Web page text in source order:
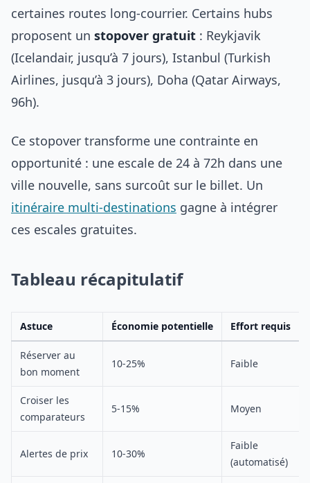
certaines routes long-courrier. Certains hubs
proposent un stopover gratuit : Reykjavik
(Icelandair, jusqu’à 7 jours), Istanbul (Turkish
Airlines, jusqu’à 3 jours), Doha (Qatar Airways,
96h).
Ce stopover transforme une contrainte en
opportunité : une escale de 24 à 72h dans une
ville nouvelle, sans surcoût sur le billet. Un
itinéraire multi-destinations gagne à intégrer
ces escales gratuites.
Tableau récapitulatif
Astuce Économie potentielle Effort requis
Réserver au
bon moment
10-25% Faible
Croiser les
comparateurs
5-15% Moyen
Alertes de prix 10-30%
Faible
(automatisé)